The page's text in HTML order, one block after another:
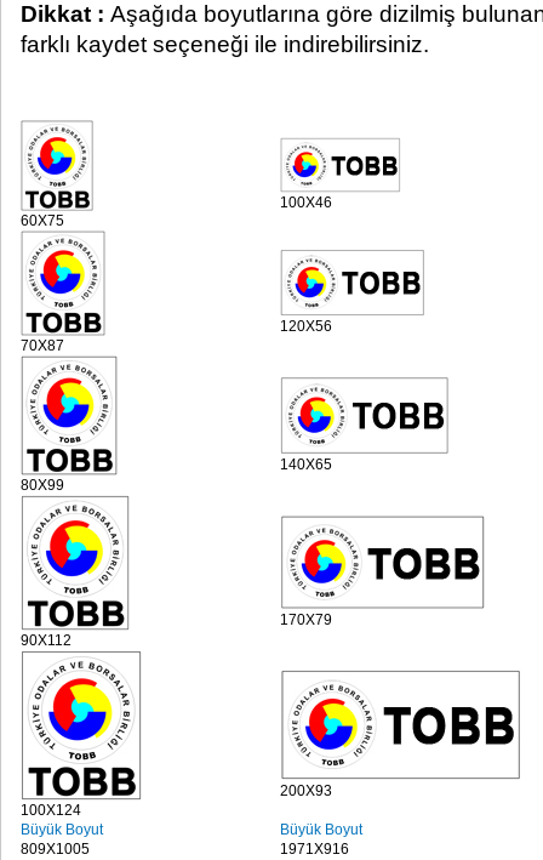
Dikkat : Aşağıda boyutlarına göre dizilmiş
farklı kaydet seçeneği ile indirebilirsiniz.
60X75
100X46
70X87
120X56
80X99
140X65
90X112
170X79
100X124
200X93
Büyük Boyut
809X1005
Büyük Boyut
1971X916